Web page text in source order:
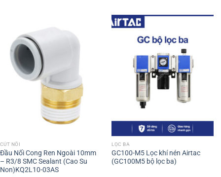
CÚT NỐI
Đầu Nối Cong Ren Ngoài 10mm
– R3/8 SMC Sealant (Cao Su
Non)KQ2L10-03AS
LỌC BA
GC100-M5 Lọc khí nén Airtac
(GC100M5 bộ lọc ba)